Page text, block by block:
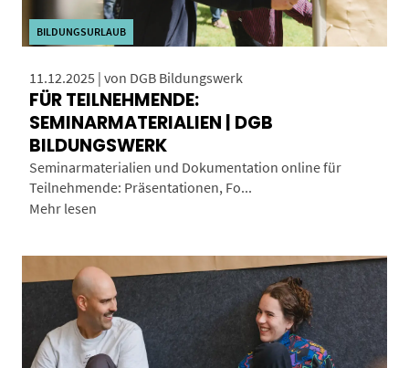
BILDUNGSURLAUB
11.12.2025 | von DGB Bildungswerk
FÜR TEILNEHMENDE:
SEMINARMATERIALIEN | DGB
BILDUNGSWERK
Seminarmaterialien und Dokumentation online für
Teilnehmende: Präsentationen, Fo...
Mehr lesen